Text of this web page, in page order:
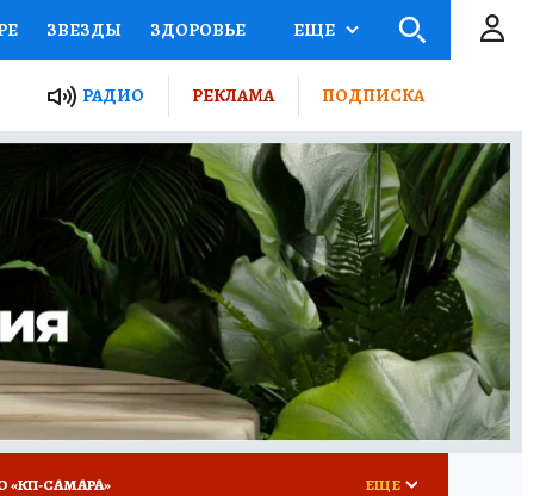
ЗВЕЗДЫ ЗДОРОВЬЕ
ПРОЕКТЫ РОССИИ
ПУТЕВОДИТЕЛЬ
ТУРИЗМ
ВСЕ О КП РАДИО КП
ЕЩЕ
РАДИО РЕКЛАМА ПОДПИСКА
«КП-САМАРА» ЕЩЕ